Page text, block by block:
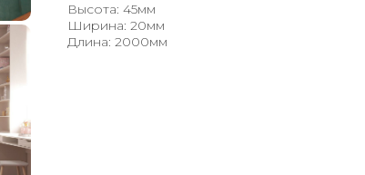
Высота: 45мм
Ширина: 20мм
Длина: 2000мм